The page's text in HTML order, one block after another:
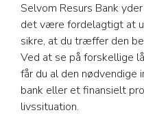
Selvom Resurs Bank
det være fordelagtigt at
sikre, at du træffer den
Ved at se på forskellige
får du al den
bank eller et finansielt
livssituation.